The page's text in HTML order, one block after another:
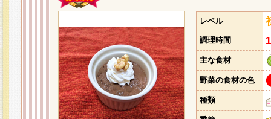
レベル
調理時間
主な食材
野菜の食材の色
種類